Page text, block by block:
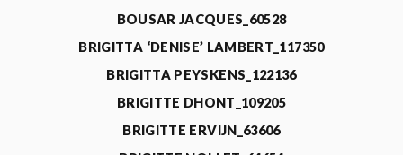
BOUSAR JACQUES_60528
BRIGITTA ‘DENISE’ LAMBERT_117350
BRIGITTA PEYSKENS_122136
BRIGITTE DHONT_109205
BRIGITTE ERVIJN_63606